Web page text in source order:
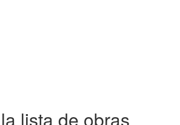
lista de obras